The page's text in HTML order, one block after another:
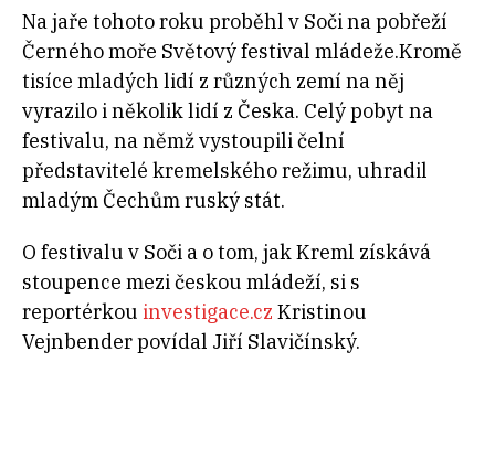
Na jaře tohoto roku proběhl v Soči na pobřeží
Černého moře Světový festival mládeže.Kromě
tisíce mladých lidí z různých zemí na něj
vyrazilo i několik lidí z Česka. Celý pobyt na
festivalu, na němž vystoupili čelní
představitelé kremelského režimu, uhradil
mladým Čechům ruský stát.
O festivalu v Soči a o tom, jak Kreml získává
stoupence mezi českou mládeží, si s
reportérkou investigace.cz Kristinou
Vejnbender povídal Jiří Slavičínský.